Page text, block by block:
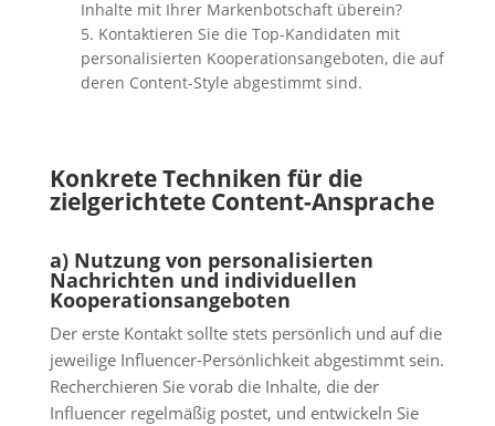
Inhalte mit Ihrer Markenbotschaft überein?
Kontaktieren Sie die Top-Kandidaten mit
personalisierten Kooperationsangeboten, die auf
deren Content-Style abgestimmt sind.
Konkrete Techniken für die
zielgerichtete Content-Ansprache
a) Nutzung von personalisierten
Nachrichten und individuellen
Kooperationsangeboten
Der erste Kontakt sollte stets persönlich und auf die
jeweilige Influencer-Persönlichkeit abgestimmt sein.
Recherchieren Sie vorab die Inhalte, die der
Influencer regelmäßig postet, und entwickeln Sie